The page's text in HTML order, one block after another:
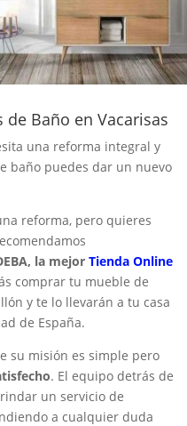
Baño en Vacarisas
una reforma integral y
baño puedes dar un nuevo
reforma, pero quieres
la mejor Tienda Online
comprar tu mueble de
y te lo llevarán a tu casa
de España.
su misión es simple pero
. El equipo detrás de
un servicio de
a cualquier duda